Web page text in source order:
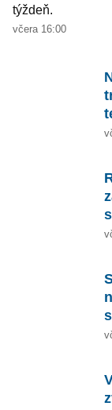
týždeň.
včera 16:00